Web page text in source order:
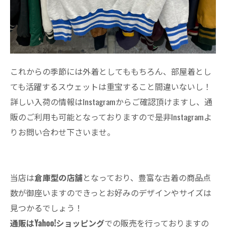
これからの季節には外着としてももちろん、部屋着とし
ても活躍するスウェットは重宝すること間違いないし！
詳しい入荷の情報はInstagramからご確認頂けますし、通
販のご利用も可能となっておりますので是非Instagramよ
りお問い合わせ下さいませ。
当店は倉庫型の店舗となっており、豊富な古着の商品点
数が御座いますのできっとお好みのデザインやサイズは
見つかるでしょう！
通販はYahoo!ショッピングでの販売を行っておりますの